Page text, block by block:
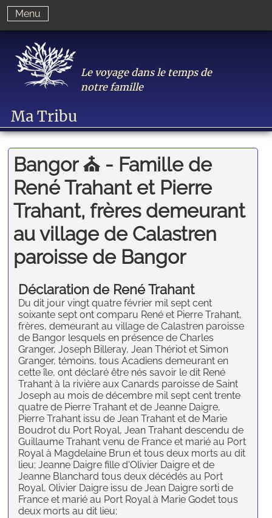
Ma Tribu
Le voyage dans le temps de
notre famille
Menu
Bangor ⛪️ - Famille de
René Trahant et Pierre
Trahant, frères demeurant
au village de Calastren
paroisse de Bangor
Déclaration de René Trahant
Du dit jour vingt quatre février mil sept cent
soixante sept ont comparu René et Pierre Trahant,
frères, demeurant au village de Calastren paroisse
de Bangor lesquels en présence de Charles
Granger, Joseph Billeray, Jean Thériot et Simon
Granger, témoins, tous Acadiens demeurant en
cette île, ont déclaré être nés savoir le dit René
Trahant à la rivière aux Canards paroisse de Saint
Joseph au mois de décembre mil sept cent trente
quatre de Pierre Trahant et de Jeanne Daigre,
Pierre Trahant issu de Jean Trahant et de Marie
Boudrot du Port Royal, Jean Trahant descendu de
Guillaume Trahant venu de France et marié au Port
Royal à Magdelaine Brun et tous deux morts au dit
lieu; Jeanne Daigre fille d'Olivier Daigre et de
Jeanne Blanchard tous deux décédés au Port
Royal, Olivier Daigre issu de Jean Daigre sorti de
France et marié au Port Royal à Marie Godet tous
deux morts au dit lieu;